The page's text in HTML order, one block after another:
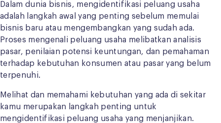
Dalam dunia bisnis, mengidentifikasi peluang usaha
adalah langkah awal yang penting sebelum memulai
bisnis baru atau mengembangkan yang sudah ada.
Proses mengenali peluang usaha melibatkan analisis
pasar, penilaian potensi keuntungan, dan pemahaman
terhadap kebutuhan konsumen atau pasar yang belum
terpenuhi.
Melihat dan memahami kebutuhan yang ada di sekitar
kamu merupakan langkah penting untuk
mengidentifikasi peluang usaha yang menjanjikan.